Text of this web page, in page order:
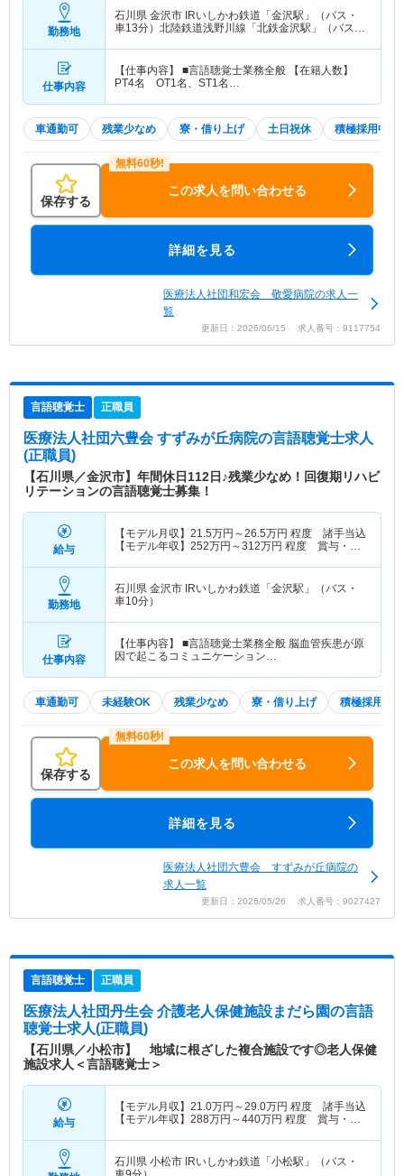
勤務地
石川県 金沢市 IRいしかわ鉄道「金沢駅」（バス・
車13分）北陸鉄道浅野川線「北鉄金沢駅」（バス・
仕事内容
【仕事内容】 ■言語聴覚士業務全般 【在籍人数】
PT4名 OT1名、ST1名…
車通勤可 残業少なめ 寮・借り上げ 土日祝休 積極採用中
保存する
この求人を問い合わせる
詳細を見る
医療法人社団和宏会 敬愛病院の求人一
覧
更新日：2026/06/15 求人番号：9117754
言語聴覚士 正職員
医療法人社団六豊会 すずみが丘病院の言語聴覚士求人
(正職員)
【石川県／金沢市】年間休日112日♪残業少なめ！回復期リハビ
リテーションの言語聴覚士募集！
給与
【モデル月収】 21.5万円～26.5万円 程度 諸手当込
【モデル年収】 252万円～312万円 程度 賞与・諸
勤務地
石川県 金沢市 IRいしかわ鉄道「金沢駅」（バス・
車10分）
仕事内容
【仕事内容】 ■言語聴覚士業務全般 脳血管疾患が原
因で起こるコミュニケーション…
車通勤可 未経験OK 残業少なめ 寮・借り上げ 積極採用中
保存する
この求人を問い合わせる
詳細を見る
医療法人社団六豊会 すずみが丘病院の
求人一覧
更新日：2026/05/26 求人番号：9027427
言語聴覚士 正職員
医療法人社団丹生会 介護老人保健施設まだら園の言語
聴覚士求人(正職員)
【石川県／小松市】 地域に根ざした複合施設です◎老人保健
施設求人＜言語聴覚士＞
給与
【モデル月収】 21.0万円～29.0万円 程度 諸手当込
【モデル年収】 288万円～440万円 程度 賞与・諸
石川県 小松市 IRいしかわ鉄道「小松駅」（バス・